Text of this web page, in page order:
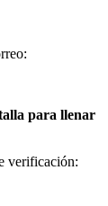
para llenar
verificación: